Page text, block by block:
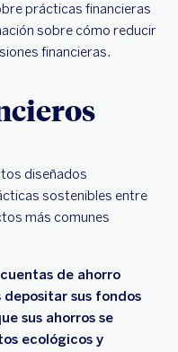
prácticas financieras
sobre cómo reducir
financieras.
diseñados
sostenibles entre
más comunes
cuentas de ahorro
sus fondos
sus ahorros se
ecológicos y